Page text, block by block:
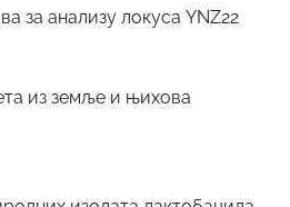
за анализу локуса YNZ22
из земље и њихова